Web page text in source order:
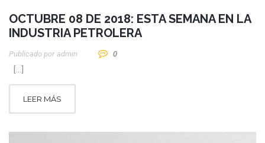
OCTUBRE 08 DE 2018: ESTA SEMANA EN LA
INDUSTRIA PETROLERA
Publicado por Admin 0
[…]
LEER MÁS